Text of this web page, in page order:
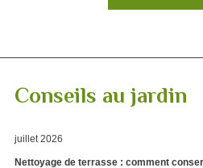
Conseils au jardin
juillet 2026
Nettoyage de terrasse : comment